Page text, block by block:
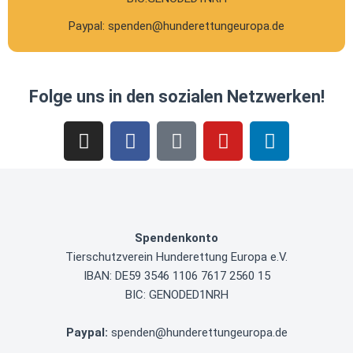
Paypal: spenden@hunderettungeuropa.de
Folge uns in den sozialen Netzwerken!
Spendenkonto
Tierschutzverein Hunderettung Europa e.V.
IBAN: DE59 3546 1106 7617 2560 15
BIC: GENODED1NRH
Paypal: spenden@hunderettungeuropa.de